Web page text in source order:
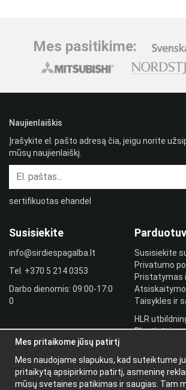
Mes pasitikime:
Susisiekite
info@sirdiespagalba.lt
Tel. +370 5 214 0353
Darbo dienomis: 09:00-17:0
0
Susisiekite
Privatumo
Pristatymas
Taisyklės ir
HLR
Plantintojo
Papildoma
informacija
Naujienlaiškis
Įrašykite el. pašto adresą čia, jeigu norite
mūsų naujienlaiškį.
sertifikuotas ehandel
Mes pritaikome jūsų patirtį
Mes naudojame slapukus, kad suteiktume
pritaikytą apsipirkimo patirtį, asmeninę
mūsų svetaines patikimas ir saugias. Tam